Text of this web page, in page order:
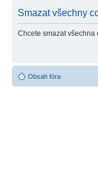
Smazat všechny
Chcete smazat
Obsah fóra